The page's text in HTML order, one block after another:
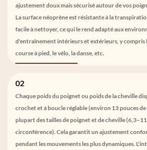
ajustement doux mais sécurisé autour de vos
La surface néoprène est résistante à la
facile à nettoyer, ce qui le rend adapté aux
d'entraînement intérieurs et extérieurs, y compris
course à pied, le vélo, la danse, etc.
02
Chaque poids du poignet ou poids de la cheville
crochet et à boucle réglable (environ 13 pouces
plupart des tailles de poignet et de cheville
circonférence). Cela garantit un ajustement
pendant les mouvements les plus dynamiques.